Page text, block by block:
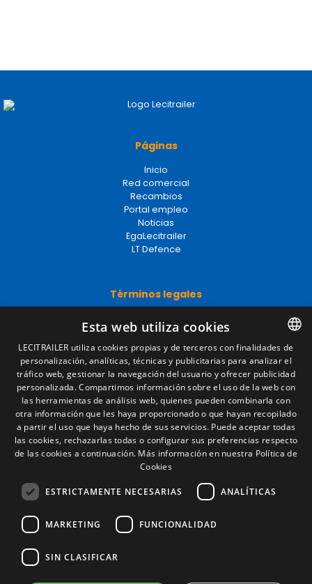
Páginas
Inicio
Red comercial
Recambios
Portal empleo
Noticias
EgaLecitrailer
LT Defence
Términos legales
Política de privacidad
Política de cookies
Condiciones generales de venta
Gestionar cookies
Contacto
Camino de los Huertos, S/N. Apdo 100
50620 - Casetas (Zaragoza) SPAIN
+(34) 976 462 121
SPANISH
ENGLISH
FRENCH
ITALIAN
Esta web utiliza cookies
LECITRAILER utiliza cookies propias y de terceros con finalidades de
personalización, analíticas, técnicas y publicitarias para analizar el
tráfico web, gestionar la navegación del usuario y ofrecer publicidad
personalizada. Compartimos información sobre el uso de la web con
las herramientas de análisis web, quienes pueden combinarla con
otra información que les haya proporcionado o que hayan recopilado
a partir el uso que haya hecho de sus servicios. Puede aceptar todas
las cookies, rechazarlas todas o configurar sus preferencias respecto
de las cookies a continuación. Más información en nuestra Política de
Cookies
ESTRICTAMENTE NECESARIAS ANALÍTICAS
MARKETING FUNCIONALIDAD
SIN CLASIFICAR